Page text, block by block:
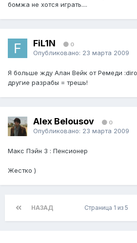
бомжа не хотся играть....
FiL1N 0
Опубликовано: 23 марта 2009
Я больше жду Алан Вейк от Ремеди
другие разрабы = трешь!
Alex Belousov 0
Опубликовано: 23 марта 2009
Макс Пэйн 3 : Пенсионер
Жестко )
НАЗАД Страница 1 из 5